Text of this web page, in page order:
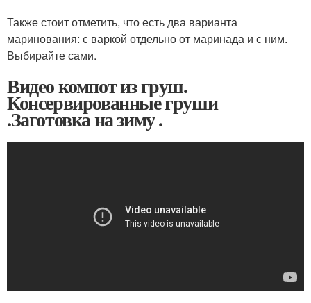
Также стоит отметить, что есть два варианта
маринования: с варкой отдельно от маринада и с ним.
Выбирайте сами.
Видео компот из груш.
Консервированные груши
.Заготовка на зиму .